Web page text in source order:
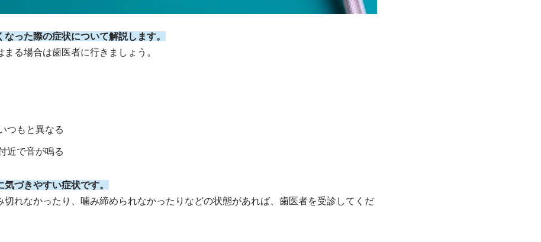
った際の症状について解説します。
る場合は歯医者に行きましょう。
つもと異なる
近で音が鳴る
づきやすい症状です。
切れなかったり、噛み締められなかったりなどの状態があれば、歯医者を受診してくだ